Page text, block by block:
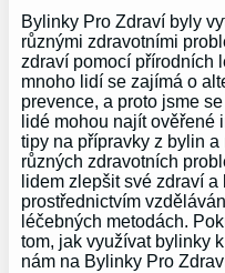
Bylinky Pro Zdraví byly
různými zdravotními
zdraví pomocí přírodních
mnoho lidí se zajímá o
prevence, a proto jsme
lidé mohou najít ověřené
tipy na přípravky z bylin
různých zdravotních
lidem zlepšit své zdraví
prostřednictvím
léčebných metodách.
tom, jak využívat bylinky
nám na Bylinky Pro